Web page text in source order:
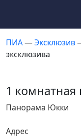
ПИА—Эксклюзив
эксклюзива
1 комнатная
Панорама Юкки
Адрес